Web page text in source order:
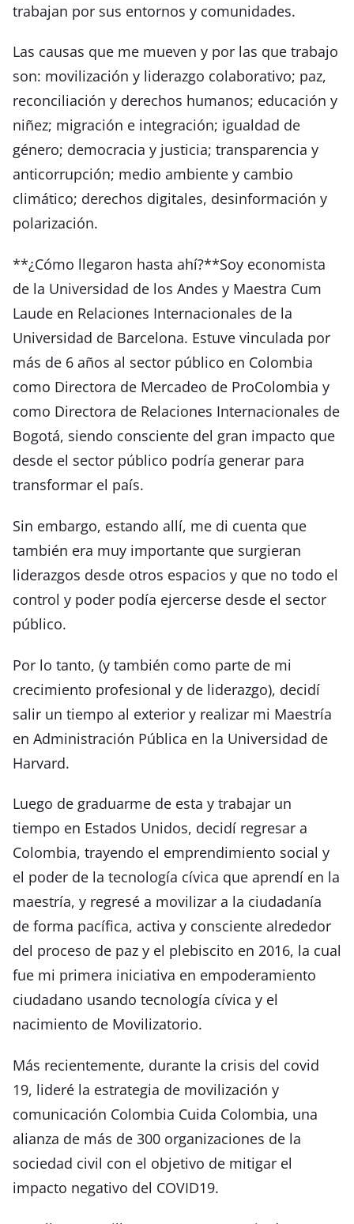
trabajan por sus entornos y comunidades.
Las causas que me mueven y por las que trabajo
son: movilización y liderazgo colaborativo; paz,
reconciliación y derechos humanos; educación y
niñez; migración e integración; igualdad de
género; democracia y justicia; transparencia y
anticorrupción; medio ambiente y cambio
climático; derechos digitales, desinformación y
polarización.
**¿Cómo llegaron hasta ahí?**Soy economista
de la Universidad de los Andes y Maestra Cum
Laude en Relaciones Internacionales de la
Universidad de Barcelona. Estuve vinculada por
más de 6 años al sector público en Colombia
como Directora de Mercadeo de ProColombia y
como Directora de Relaciones Internacionales de
Bogotá, siendo consciente del gran impacto que
desde el sector público podría generar para
transformar el país.
Sin embargo, estando allí, me di cuenta que
también era muy importante que surgieran
liderazgos desde otros espacios y que no todo el
control y poder podía ejercerse desde el sector
público.
Por lo tanto, (y también como parte de mi
crecimiento profesional y de liderazgo), decidí
salir un tiempo al exterior y realizar mi Maestría
en Administración Pública en la Universidad de
Harvard.
Luego de graduarme de esta y trabajar un
tiempo en Estados Unidos, decidí regresar a
Colombia, trayendo el emprendimiento social y
el poder de la tecnología cívica que aprendí en la
maestría, y regresé a movilizar a la ciudadanía
de forma pacífica, activa y consciente alrededor
del proceso de paz y el plebiscito en 2016, la cual
fue mi primera iniciativa en empoderamiento
ciudadano usando tecnología cívica y el
nacimiento de Movilizatorio.
Más recientemente, durante la crisis del covid
19, lideré la estrategia de movilización y
comunicación Colombia Cuida Colombia, una
alianza de más de 300 organizaciones de la
sociedad civil con el objetivo de mitigar el
impacto negativo del COVID19.